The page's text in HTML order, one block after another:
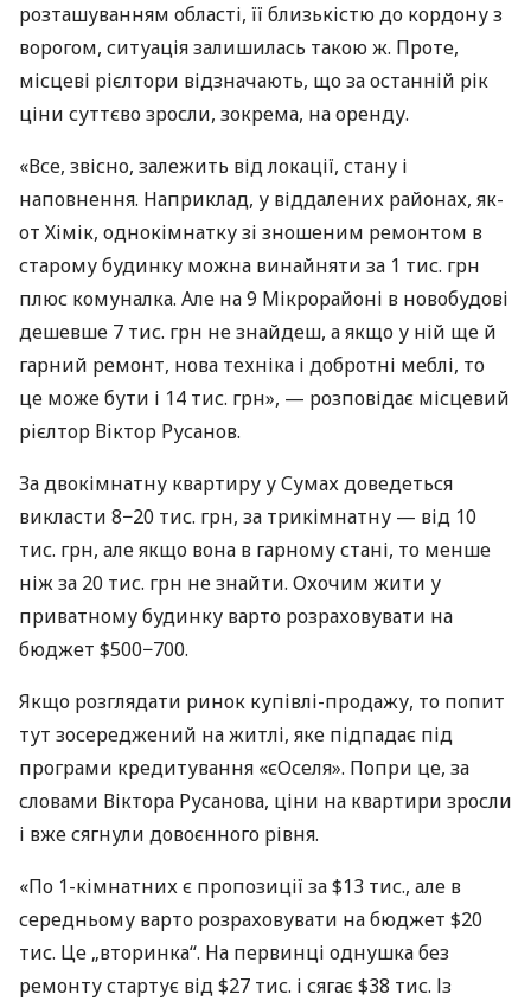
розташуванням області, її близькістю до кордону з
ворогом, ситуація залишилась такою ж. Проте,
місцеві рієлтори відзначають, що за останній рік
ціни суттєво зросли, зокрема, на оренду.
«Все, звісно, залежить від локації, стану і
наповнення. Наприклад, у віддалених районах, як-
от Хімік, однокімнатку зі зношеним ремонтом в
старому будинку можна винайняти за 1 тис. грн
плюс комуналка. Але на 9 Мікрорайоні в новобудові
дешевше 7 тис. грн не знайдеш, а якщо у ній ще й
гарний ремонт, нова техніка і добротні меблі, то
це може бути і 14 тис. грн», — розповідає місцевий
рієлтор Віктор Русанов.
За двокімнатну квартиру у Сумах доведеться
викласти 8−20 тис. грн, за трикімнатну — від 10
тис. грн, але якщо вона в гарному стані, то менше
ніж за 20 тис. грн не знайти. Охочим жити у
приватному будинку варто розраховувати на
бюджет $500−700.
Якщо розглядати ринок купівлі-продажу, то попит
тут зосереджений на житлі, яке підпадає під
програми кредитування «єОселя». Попри це, за
словами Віктора Русанова, ціни на квартири зросли
і вже сягнули довоєнного рівня.
«По 1-кімнатних є пропозиції за $13 тис., але в
середньому варто розраховувати на бюджет $20
тис. Це „вторинка“. На первинці однушка без
ремонту стартує від $27 тис. і сягає $38 тис. Із